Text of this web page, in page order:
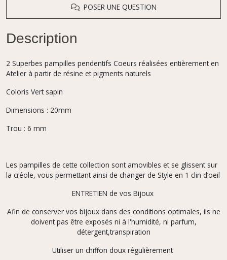
POSER UNE QUESTION
Description
2 Superbes pampilles pendentifs Coeurs réalisées entièrement en
Atelier à partir de résine et pigments naturels
Coloris Vert sapin
Dimensions : 20mm
Trou : 6 mm
Les pampilles de cette collection sont amovibles et se glissent sur
la créole, vous permettant ainsi de changer de Style en 1 clin d’oeil
ENTRETIEN de vos Bijoux
Afin de conserver vos bijoux dans des conditions optimales, ils ne
doivent pas être exposés ni à l'humidité, ni parfum,
détergent,transpiration
Utiliser un chiffon doux régulièrement